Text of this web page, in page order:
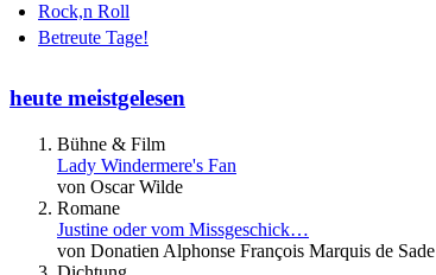
Rock,n Roll
Betreute Tage!
heute meistgelesen
Bühne & Film
Lady Windermere's Fan
von Oscar Wilde
Romane
Justine oder vom Missgeschick…
von Donatien Alphonse François Marquis de Sade